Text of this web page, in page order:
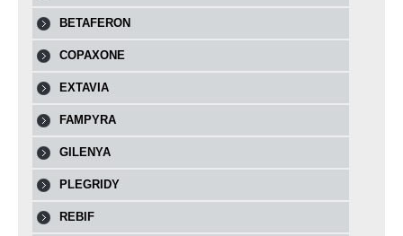
BETAFERON
COPAXONE
EXTAVIA
FAMPYRA
GILENYA
PLEGRIDY
REBIF